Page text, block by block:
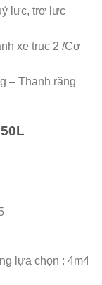
lực, trợ lực
xe trục 2 /Cơ
– Thanh răng
lựa chọn : 4m4